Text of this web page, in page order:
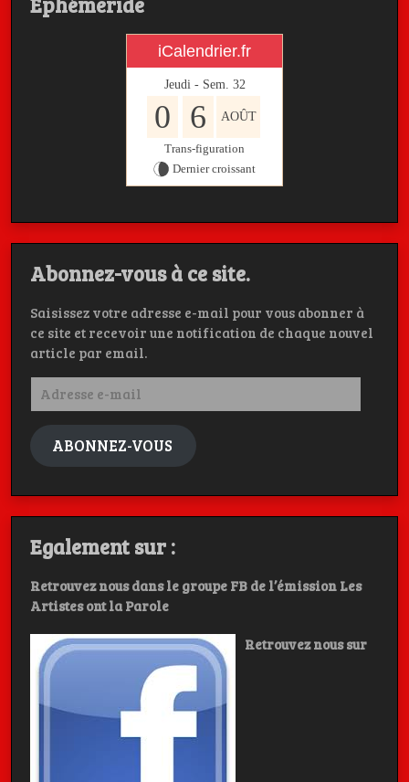
iCalendrier.fr
Jeudi - Sem. 32
0 6 AOÛT
Trans-figuration
Dernier croissant
Abonnez-vous à ce site.
Saisissez votre adresse e-mail pour vous abonner à
ce site et recevoir une notification de chaque nouvel
article par email.
Adresse
mail
ABONNEZ-VOUS
Egalement sur :
Retrouvez nous dans le groupe FB de l’émission Les
Artistes ont la Parole
Retrouvez nous sur